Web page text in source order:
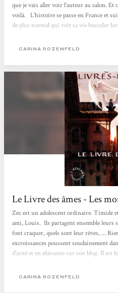
que je vais aller voir l’auteur au salon. Et
voilà. L’histoire se passe en France et
de plus normal qui voit sa vie basculer
sa transformation, une personne du nom
CARINA ROZENFELD
Le Livre des âmes - Les
Zec est un adolescent ordinaire. Timide
ami, Louis. Ils partagent ensemble leurs
font craquer, quels sont leur rêves, ...
excroissances poussent soudainement
d'acné et en plaisante sur son blog. Il
des ailes, il doit se rendre à l'évidence. Ce
CARINA ROZENFELD